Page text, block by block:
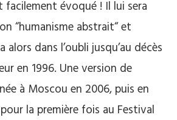
évoqué ! Il lui sera
“humanisme abstrait“ et
alors dans l’oubli jusqu’au décès
en 1996. Une version de
à Moscou en 2006, puis en
la première fois au Festival